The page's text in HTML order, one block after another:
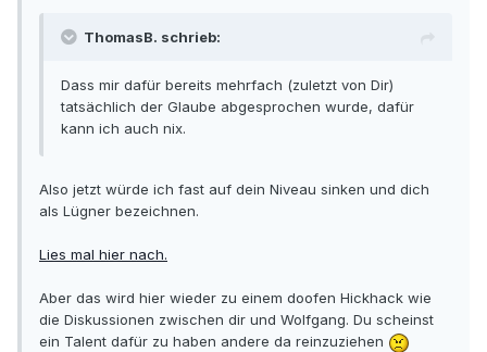
ThomasB. schrieb:
Dass mir dafür bereits mehrfach (zuletzt von Dir)
tatsächlich der Glaube abgesprochen wurde, dafür
kann ich auch nix.
Also jetzt würde ich fast auf dein Niveau sinken und dich
als Lügner bezeichnen.
Lies mal hier nach.
Aber das wird hier wieder zu einem doofen Hickhack wie
die Diskussionen zwischen dir und Wolfgang. Du scheinst
ein Talent dafür zu haben andere da reinzuziehen